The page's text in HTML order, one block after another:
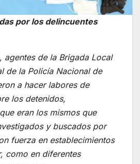
por los delincuentes
agentes de la Brigada Local
de la Policía Nacional de
a hacer labores de
los detenidos,
eran los mismos que
y buscados por
fuerza en establecimientos
como en diferentes